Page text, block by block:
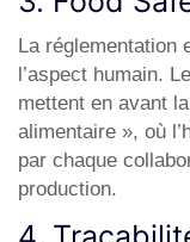
La réglementation
l’aspect humain.
mettent en avant
alimentaire », où
par chaque
production.